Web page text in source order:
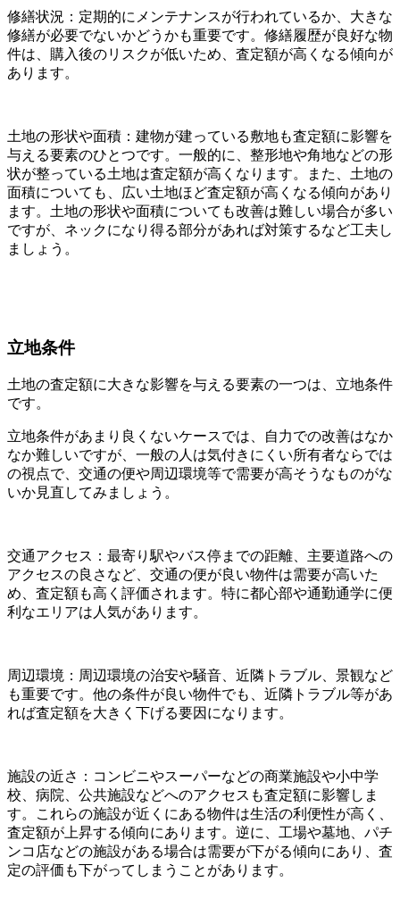
修繕状況：定期的にメンテナンスが行われているか、大きな
修繕が必要でないかどうかも重要です。修繕履歴が良好な物
件は、購入後のリスクが低いため、査定額が高くなる傾向が
あります。
土地の形状や面積：建物が建っている敷地も査定額に影響を
与える要素のひとつです。一般的に、整形地や角地などの形
状が整っている土地は査定額が高くなります。また、土地の
面積についても、広い土地ほど査定額が高くなる傾向があり
ます。土地の形状や面積についても改善は難しい場合が多い
ですが、ネックになり得る部分があれば対策するなど工夫し
ましょう。
立地条件
土地の査定額に大きな影響を与える要素の一つは、立地条件
です。
立地条件があまり良くないケースでは、自力での改善はなか
なか難しいですが、一般の人は気付きにくい所有者ならでは
の視点で、交通の便や周辺環境等で需要が高そうなものがな
いか見直してみましょう。
交通アクセス：最寄り駅やバス停までの距離、主要道路への
アクセスの良さなど、交通の便が良い物件は需要が高いた
め、査定額も高く評価されます。特に都心部や通勤通学に便
利なエリアは人気があります。
周辺環境：周辺環境の治安や騒音、近隣トラブル、景観など
も重要です。他の条件が良い物件でも、近隣トラブル等があ
れば査定額を大きく下げる要因になります。
施設の近さ：コンビニやスーパーなどの商業施設や小中学
校、病院、公共施設などへのアクセスも査定額に影響しま
す。これらの施設が近くにある物件は生活の利便性が高く、
査定額が上昇する傾向にあります。逆に、工場や墓地、パチ
ンコ店などの施設がある場合は需要が下がる傾向にあり、査
定の評価も下がってしまうことがあります。